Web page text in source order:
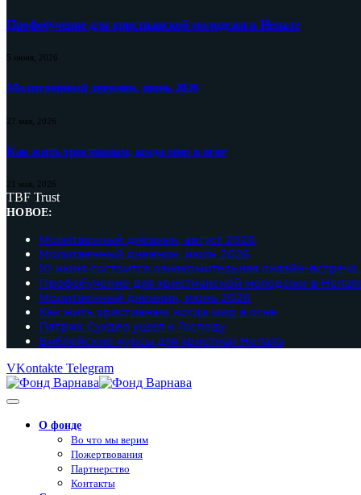
Профобучение для христианской молодежи в Непале
5 июня, 2026
Молитвенный дневник, июнь 2026
27 мая, 2026
Как жить христианам, когда мир в огне
21 мая, 2026
TBF Trust
НОВОЕ:
Молитвенный дневник, август 2026
Молитвенный дневник, июль 2026
10 июня состоится ознакомительная онлайн-
Профобучение для христианской молодежи в
Молитвенный дневник, июнь 2026
Как жить христианам, когда мир в огне
Патрик Сухдео ушел к Господу
Библейские курсы для христиан Непала
VKontakte Telegram
О фонде
Во что мы верим
Пожертвования
Партнерство
Контакты